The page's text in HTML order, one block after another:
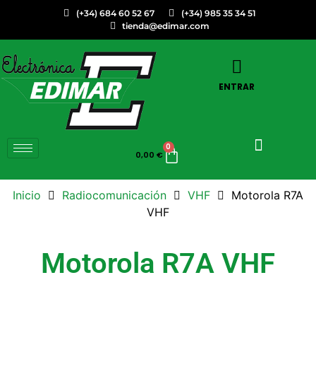
(+34) 684 60 52 67
(+34) 985 35 34 51
tienda@edimar.com
ENTRAR
0,00 €
0
Inicio Radiocomunicación VHF
Motorola R7A
VHF
Motorola R7A VHF